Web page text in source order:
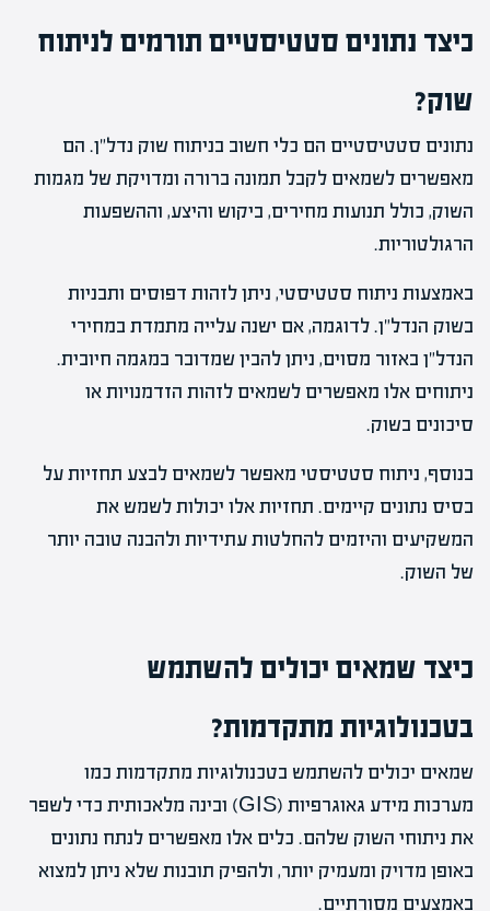
כיצד נתונים סטטיסטיים תורמים לניתוח
שוק?
נתונים סטטיסטיים הם כלי חשוב בניתוח שוק נדל"ן. הם
מאפשרים לשמאים לקבל תמונה ברורה ומדויקת של מגמות
השוק, כולל תנועות מחירים, ביקוש והיצע, וההשפעות
הרגולטוריות.
באמצעות ניתוח סטטיסטי, ניתן לזהות דפוסים ותבניות
בשוק הנדל"ן. לדוגמה, אם ישנה עלייה מתמדת במחירי
הנדל"ן באזור מסוים, ניתן להבין שמדובר במגמה חיובית.
ניתוחים אלו מאפשרים לשמאים לזהות הזדמנויות או
סיכונים בשוק.
בנוסף, ניתוח סטטיסטי מאפשר לשמאים לבצע תחזיות על
בסיס נתונים קיימים. תחזיות אלו יכולות לשמש את
המשקיעים והיזמים להחלטות עתידיות ולהבנה טובה יותר
של השוק.
כיצד שמאים יכולים להשתמש
בטכנולוגיות מתקדמות?
שמאים יכולים להשתמש בטכנולוגיות מתקדמות כמו
מערכות מידע גאוגרפיות (GIS) ובינה מלאכותית כדי לשפר
את ניתוחי השוק שלהם. כלים אלו מאפשרים לנתח נתונים
באופן מדויק ומעמיק יותר, ולהפיק תובנות שלא ניתן למצוא
באמצעים מסורתיים.